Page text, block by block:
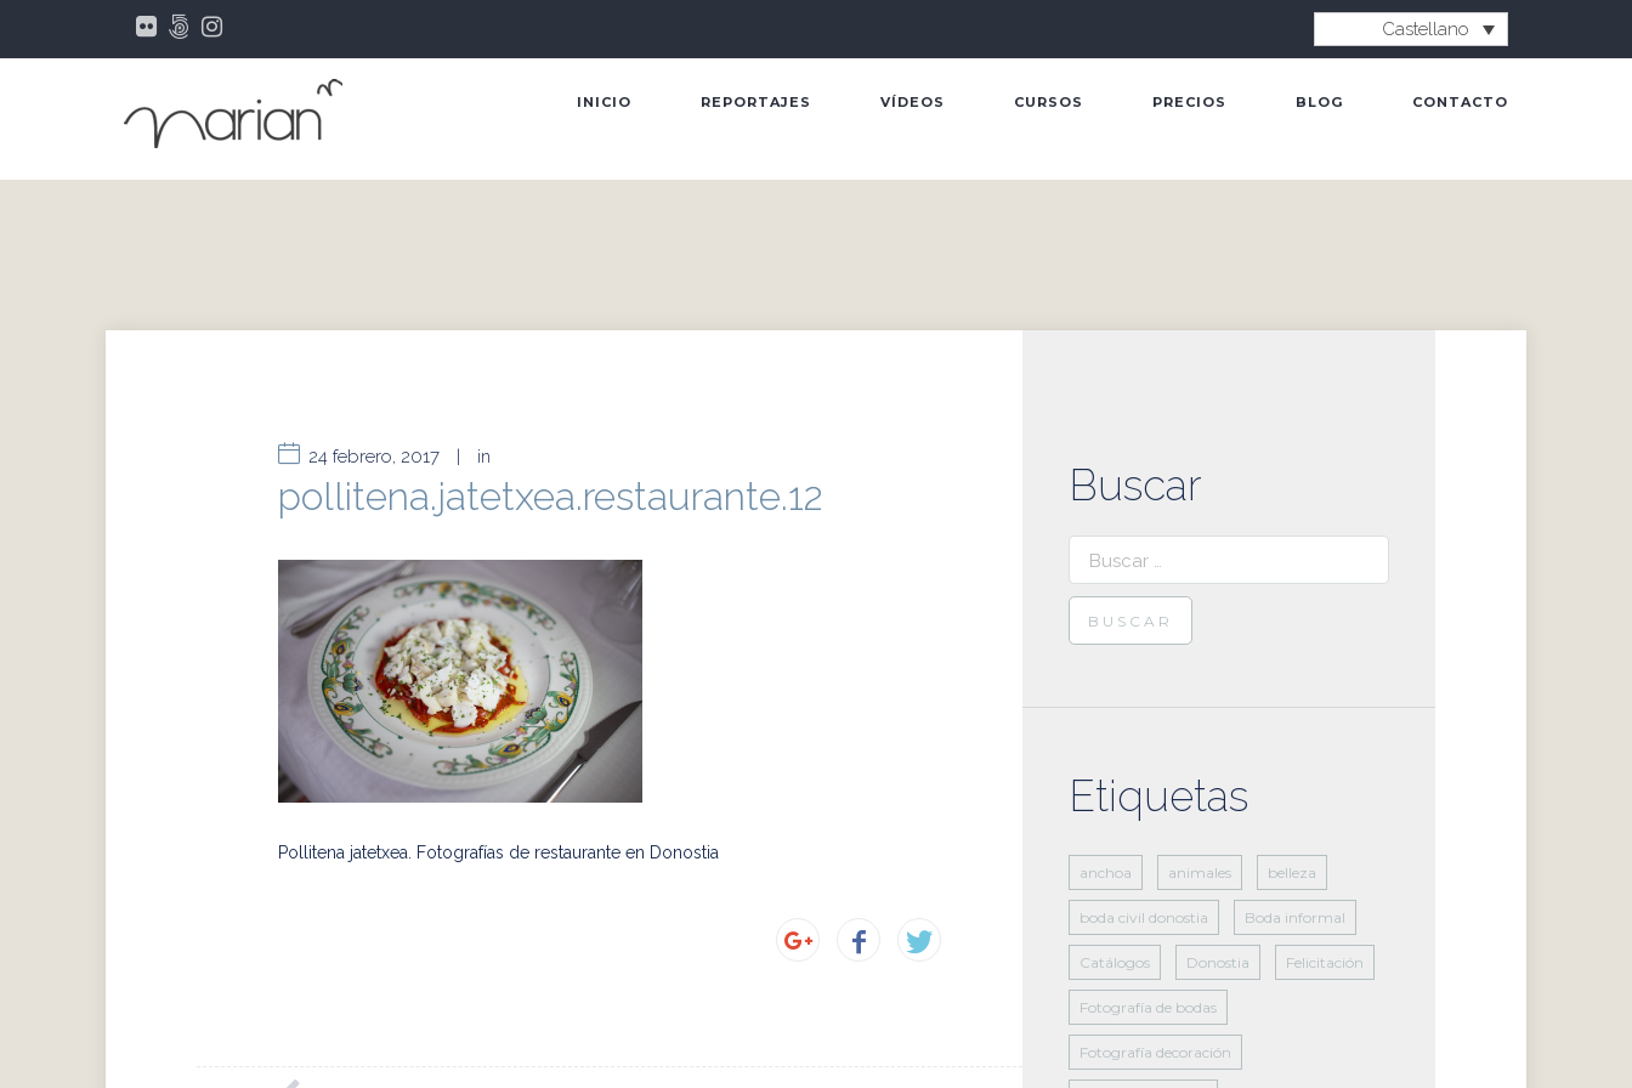
Castellano
INICIO REPORTAJES VÍDEOS CURSOS PRECIOS BLOG CONTACTO
24 febrero, 2017 | in
pollitena.jatetxea.restaurante.12
Pollitena jatetxea. Fotografías de restaurante en Donostia
Buscar
Buscar:
Etiquetas
anchoa animales belleza
boda civil donostia Boda informal
Catálogos Donostia Felicitación
Fotografía de bodas
Fotografía decoración